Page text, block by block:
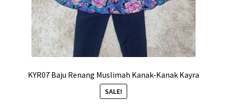
KYR07 Baju Renang Muslimah Kanak-Kanak Kayra
SALE!